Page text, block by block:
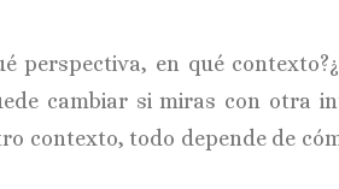
perspectiva, en qué
cambiar si miras con otra
contexto, todo depende de